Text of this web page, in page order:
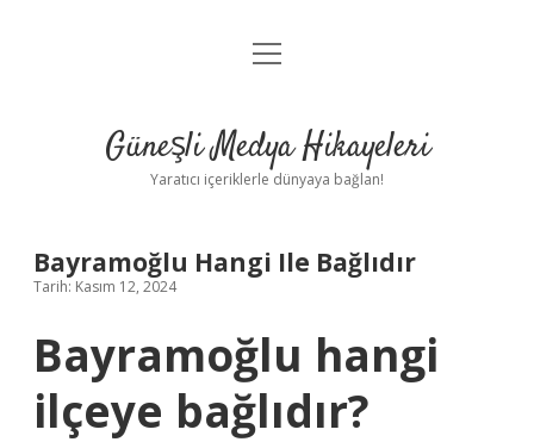
Anasayfa
Yasal Uyarı
menüyü
Güneşli Medya Hikayeleri
Yaratıcı içeriklerle dünyaya bağlan!
Bayramoğlu Hangi Ile Bağlıdır
Tarih: Kasım 12, 2024
Bayramoğlu hangi
ilçeye bağlıdır?